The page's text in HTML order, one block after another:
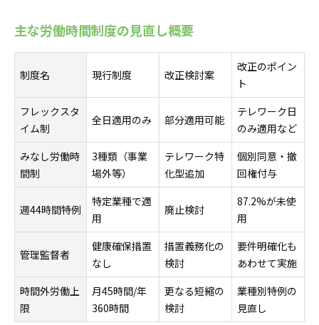
主な労働時間制度の見直し概要
制度名 現行制度 改正検討案
改正のポイン
ト
フレックスタ
イム制
全日適用のみ 部分適用可能
テレワーク日
のみ適用など
みなし労働時
間制
3種類（事業
場外等）
テレワーク特
化型追加
個別同意・撤
回権付与
週44時間特例
特定業種で適
用
廃止検討
87.2%が未使
用
管理監督者
健康確保措置
なし
措置義務化の
検討
要件明確化も
あわせて実施
時間外労働上
限
月45時間/年
360時間
更なる短縮の
検討
業種別特例の
見直し